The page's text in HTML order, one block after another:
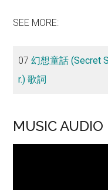
SEE MORE:
07幻想童話 (Secret
r.) 歌詞
MUSIC AUDIO